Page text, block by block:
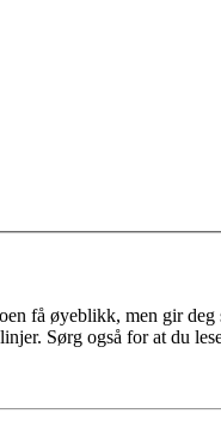
få øyeblikk, men gir
Sørg også for at du